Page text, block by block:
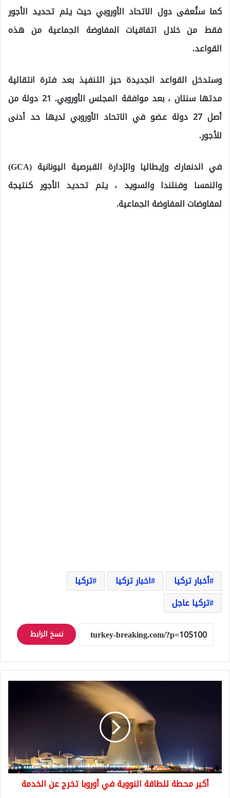
كما ستُعفى دول الاتحاد الأوروبي حيث يتم تحديد الأجور
فقط من خلال اتفاقيات المفاوضة الجماعية من هذه
القواعد.
وستدخل القواعد الجديدة حيز التنفيذ بعد فترة انتقالية
مدتها سنتان ، بعد موافقة المجلس الأوروبي. 21 دولة من
أصل 27 دولة عضو في الاتحاد الأوروبي لديها حد أدنى
للأجور.
في الدنمارك وإيطاليا والإدارة القبرصية اليونانية (GCA)
والنمسا وفنلندا والسويد ، يتم تحديد الأجور كنتيجة
لمفاوضات المفاوضة الجماعية.
أخبار تركيا اخبار تركيا
تركيا
تركيا عاجل
نسخ الرابط
الخدمة
أكبر محطة للطاقة النووية في أوروبا تخرج عن الخدمة